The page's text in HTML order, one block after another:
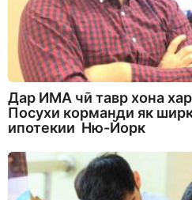
Дар ИМА чӣ тавр хона
Посухи корманди як
ипотекии Ню-Йорк